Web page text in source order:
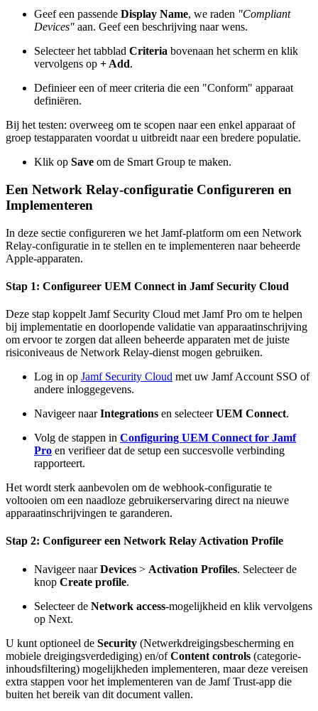
Geef een passende Display Name, we raden "Compliant
Devices" aan. Geef een beschrijving naar wens.
Selecteer het tabblad Criteria bovenaan het scherm en klik
vervolgens op + Add.
Definieer een of meer criteria die een "Conform" apparaat
definiëren.
Bij het testen: overweeg om te scopen naar een enkel apparaat of
groep testapparaten voordat u uitbreidt naar een bredere populatie.
Klik op Save om de Smart Group te maken.
Een Network Relay-configuratie Configureren en
Implementeren
In deze sectie configureren we het Jamf-platform om een Network
Relay-configuratie in te stellen en te implementeren naar beheerde
Apple-apparaten.
Stap 1: Configureer UEM Connect in Jamf Security Cloud
Deze stap koppelt Jamf Security Cloud met Jamf Pro om te helpen
bij implementatie en doorlopende validatie van apparaatinschrijving
om ervoor te zorgen dat alleen beheerde apparaten met de juiste
risiconiveaus de Network Relay-dienst mogen gebruiken.
Log in op Jamf Security Cloud met uw Jamf Account SSO of
andere inloggegevens.
Navigeer naarIntegrations en selecteerUEM Connect.
Volg de stappen in Configuring UEM Connect for Jamf
Pro en verifieer dat de setup een succesvolle verbinding
rapporteert.
Het wordt sterk aanbevolen om de webhook-configuratie te
voltooien om een naadloze gebruikerservaring direct na nieuwe
apparaatinschrijvingen te garanderen.
Stap 2: Configureer een Network Relay Activation Profile
Navigeer naarDevices > Activation Profiles. Selecteer de
knop Create profile.
Selecteer de Network access-mogelijkheid en klik vervolgens
op Next.
U kunt optioneel de Security (Netwerkdreigingsbescherming en
mobiele dreigingsverdediging) en/ofContent controls (categorie-
inhoudsfiltering) mogelijkheden implementeren, maar deze vereisen
extra stappen voor het implementeren van de Jamf Trust-app die
buiten het bereik van dit document vallen.